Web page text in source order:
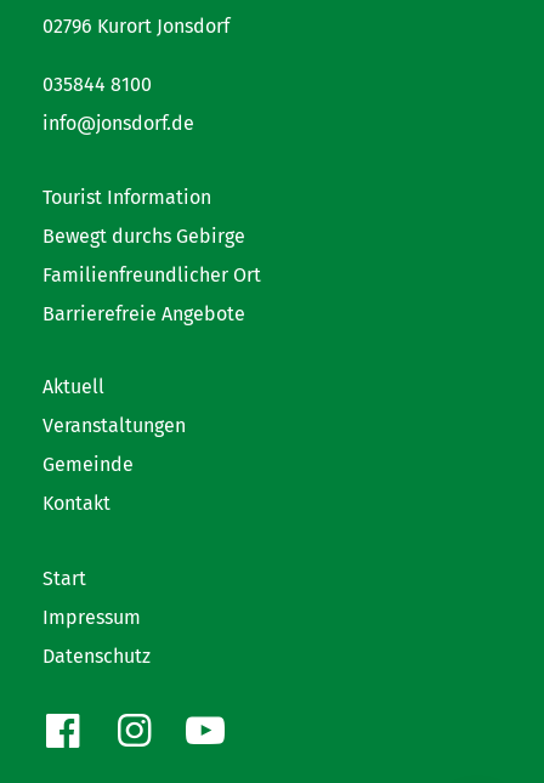
02796 Kurort Jonsdorf
035844 8100
info@jonsdorf.de
Tourist Information
Bewegt durchs Gebirge
Familienfreundlicher Ort
Barrierefreie Angebote
Aktuell
Veranstaltungen
Gemeinde
Kontakt
Start
Impressum
Datenschutz
FacebookInstagram